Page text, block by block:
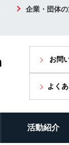
企業・団体
お問
よく
活動紹介